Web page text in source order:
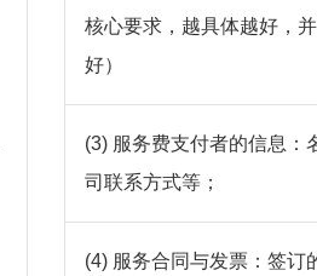
核心要求，越具体越好，
好）
(3) 服务费支付者的信息：
司联系方式等；
(4) 服务合同与发票：签订